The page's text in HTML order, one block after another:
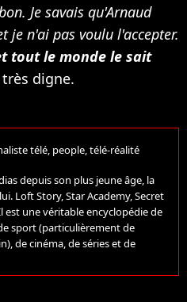
Je savais qu'Arnaud
n'ai pas voulu l'accepter.
tout le monde le sait
digne.
télé, people, télé-réalité
depuis son plus jeune âge, la
Loft Story, Star Academy, Secret
est une véritable encyclopédie de
sport (particulièrement de
de cinéma, de séries et de